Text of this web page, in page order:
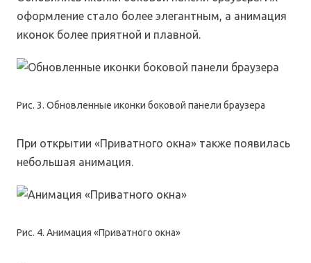
оформление стало более элегантным, а анимация
иконок более приятной и плавной.
Рис. 3. Обновленные иконки боковой панели браузера
При открытии «Приватного окна» также появилась
небольшая анимация.
Рис. 4. Анимация «Приватного окна»